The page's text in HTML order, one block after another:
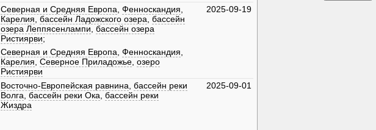
Северная и Средняя Европа Фенноскандия
Карелия бассейн Ладожского озера бассейн
озера Леппясенлампи бассейн озера
Ристиярви;
Северная и Средняя Европа Фенноскандия
Карелия Северное Приладожье озеро
Ристиярви
2025-09-19
Восточно-Европейская равнина бассейн реки
Волга бассейн реки Ока бассейн реки
Жиздра
2025-09-01